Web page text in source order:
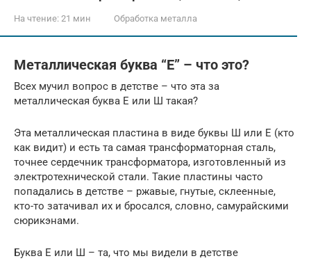
На чтение: 21 мин Обработка металла
Металлическая буква “Е” – что это?
Всех мучил вопрос в детстве – что эта за
металлическая буква Е или Ш такая?
Эта металлическая пластина в виде буквы Ш или Е (кто
как видит) и есть та самая трансформаторная сталь,
точнее сердечник трансформатора, изготовленный из
электротехнической стали. Такие пластины часто
попадались в детстве – ржавые, гнутые, склеенные,
кто-то затачивал их и бросался, словно, самурайскими
сюрикэнами.
Буква Е или Ш – та, что мы видели в детстве